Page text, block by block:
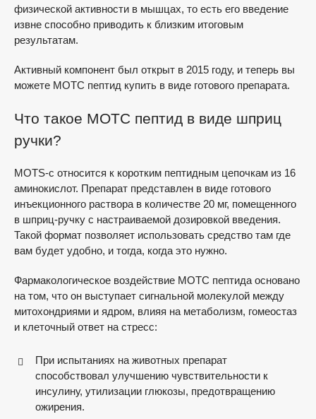
физической активности в мышцах, то есть его введение
извне способно приводить к близким итоговым
результатам.
Активный компонент был открыт в 2015 году, и теперь вы
можете МОТС пептид купить в виде готового препарата.
Что такое МОТС пептид в виде шприц
ручки?
MOTS-c относится к коротким пептидным цепочкам из 16
аминокислот. Препарат представлен в виде готового
инъекционного раствора в количестве 20 мг, помещенного
в шприц-ручку с настраиваемой дозировкой введения.
Такой формат позволяет использовать средство там где
вам будет удобно, и тогда, когда это нужно.
Фармакологическое воздействие МОТС пептида основано
на том, что он выступает сигнальной молекулой между
митохондриями и ядром, влияя на метаболизм, гомеостаз
и клеточный ответ на стресс:
При испытаниях на животных препарат
способствовал улучшению чувствительности к
инсулину, утилизации глюкозы, предотвращению
ожирения.